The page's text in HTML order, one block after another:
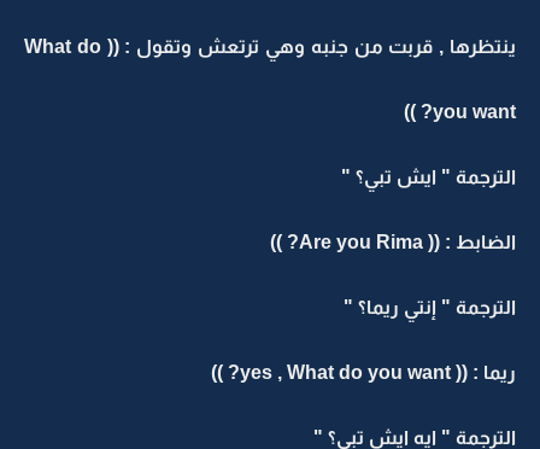
ينتظرها , قربت من جنبه وهي ترتعش وتقول : (( What do
you want? ))
الترجمة " ايش تبي؟ "
الضابط : (( Are you Rima? ))
الترجمة " إنتي ريما؟ "
ريما : (( yes , What do you want? ))
الترجمة " ايه ايش تبي؟ "